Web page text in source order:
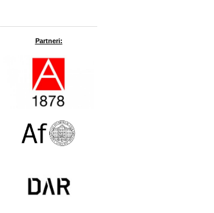
Partneri: